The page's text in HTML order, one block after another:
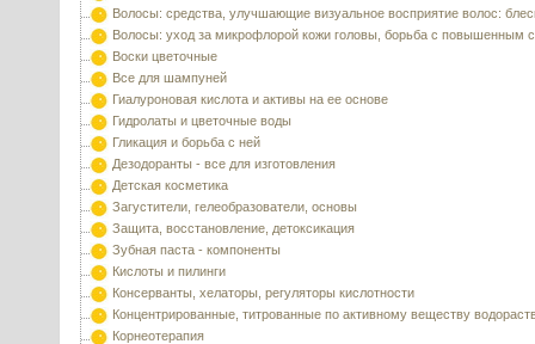
Волосы: средства, улучшающие визуальное восприятие волос:
Волосы: уход за микрофлорой кожи головы, борьба с повышенным
Воски цветочные
Все для шампуней
Гиалуроновая кислота и активы на ее основе
Гидролаты и цветочные воды
Гликация и борьба с ней
Дезодоранты - все для изготовления
Детская косметика
Загустители, гелеобразователи, основы
Защита, восстановление, детоксикация
Зубная паста - компоненты
Кислоты и пилинги
Консерванты, хелаторы, регуляторы кислотности
Концентрированные, титрованные по активному веществу
Корнеотерапия